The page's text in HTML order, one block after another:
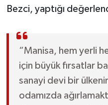
Bezci, yaptığı
“Manisa, hem yerli
için büyük fırsatlar
sanayi devi bir
odamızda